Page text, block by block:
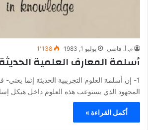
م. أ. قاضي يوليو 1, 1983 1٬138
أسلمة المعارف العلمية الحديثة
1- إن أسلمة العلوم التجريبية الحديثة إنما
المجهود الذي يستوعب هذه العلوم داخل هيكل
أكمل القراءة »